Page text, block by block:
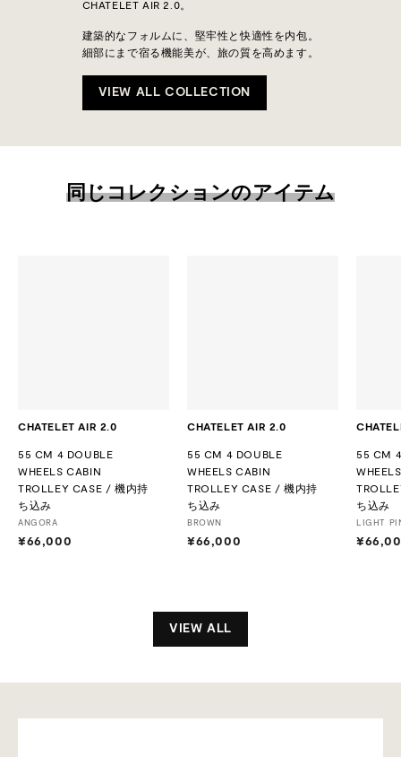
CHATELET AIR 2.0。
建築的なフォルムに、堅牢性と快適性を内包。
細部にまで宿る機能美が、旅の質を高めます。
VIEW ALL COLLECTION
同じコレクションのアイテム
CHATELET AIR 2.0
55 CM 4 DOUBLE
WHEELS CABIN
TROLLEY CASE / 機内持
ち込み
ANGORA
¥66,000
CHATELET AIR 2.0
55 CM 4 DOUBLE
WHEELS CABIN
TROLLEY CASE / 機内持
ち込み
BROWN
¥66,000
0
0
55 CM
ち込み
LIGHT
VIEW ALL